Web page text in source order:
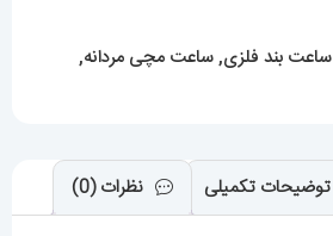
ساعت بند فلزی,ساعت مچی مردانه,
توضیحات تکمیلی نظرات (0)